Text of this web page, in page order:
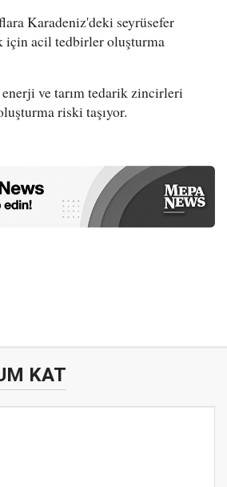
Karadeniz'deki seyrüsefer
için acil tedbirler oluşturma
enerji ve tarım tedarik zincirleri
riski taşıyor.
KAT